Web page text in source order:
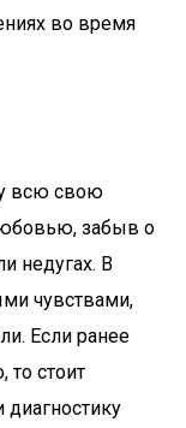
во время
всю свою
забыв о
недугах. В
чувствами,
Если ранее
то стоит